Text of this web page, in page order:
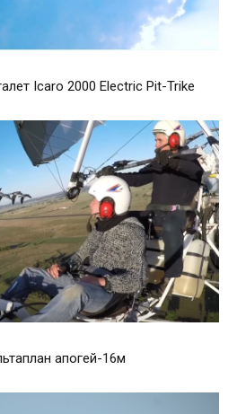
Icaro 2000 Electric Pit-Trike
апогей-16м